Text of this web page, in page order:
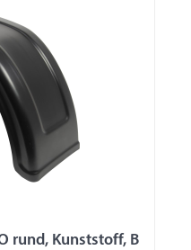
rund, Kunststoff, B